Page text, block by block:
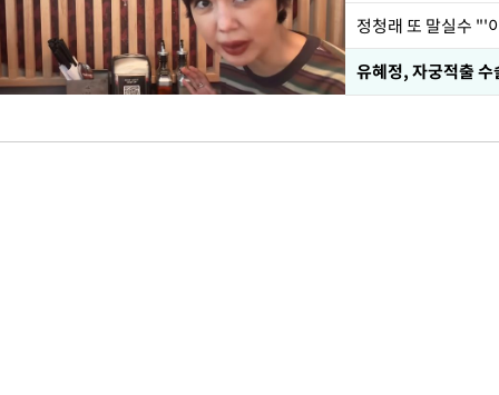
정청래 또 말실수
유혜정, 자궁적출